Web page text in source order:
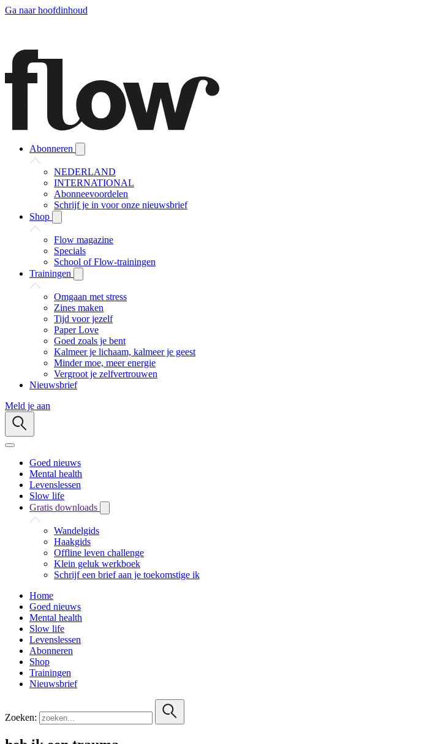
Ga naar hoofdinhoud
Abonneren
NEDERLAND
INTERNATIONAL
Abonneevoordelen
Schrijf je in voor onze nieuwsbrief
Shop
Flow magazine
Specials
School of Flow-trainingen
Trainingen
Omgaan met stress
Zines maken
Tijd voor jezelf
Paper Love
Goed zoals je bent
Kalmeer je lichaam, kalmeer je geest
Minder moe, meer energie
Vergroot je zelfvertrouwen
Nieuwsbrief
Meld je aan
Goed nieuws
Mental health
Levenslessen
Slow life
Gratis downloads
Wandelgids
Haakgids
Offline leven challenge
Klein geluk werkboek
Schrijf een brief aan je toekomstige ik
Home
Goed nieuws
Mental health
Slow life
Levenslessen
Abonneren
Shop
Trainingen
Nieuwsbrief
Zoeken: